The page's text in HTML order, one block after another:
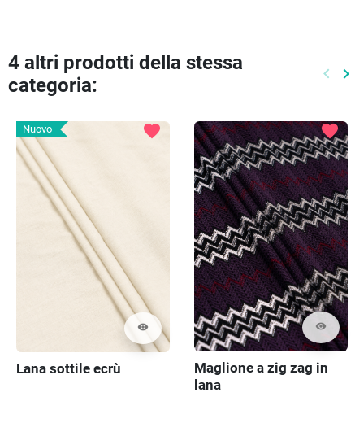
4 altri prodotti della stessa
categoria:
keyboard_arrow_left keyboard_arrow_right
Nuovo
visibility
favorite
Lana sottile ecrù
visibility
favorite
Maglione a zig zag in
lana